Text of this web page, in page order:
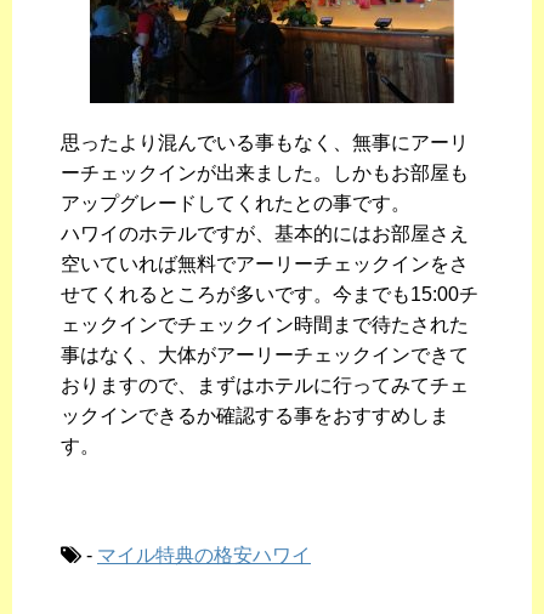
思ったより混んでいる事もなく、無事にアーリ
ーチェックインが出来ました。しかもお部屋も
アップグレードしてくれたとの事です。
ハワイのホテルですが、基本的にはお部屋さえ
空いていれば無料でアーリーチェックインをさ
せてくれるところが多いです。今までも15:00チ
ェックインでチェックイン時間まで待たされた
事はなく、大体がアーリーチェックインできて
おりますので、まずはホテルに行ってみてチェ
ックインできるか確認する事をおすすめしま
す。
- マイル特典の格安ハワイ